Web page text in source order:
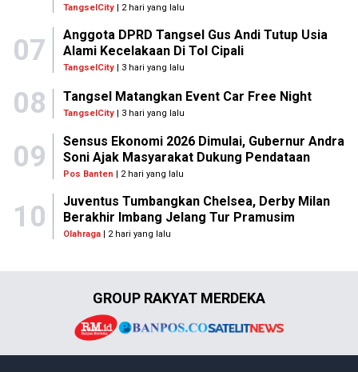
TangselCity| 2 hari yang lalu
07
Anggota DPRD Tangsel Gus Andi Tutup Usia
Alami Kecelakaan Di Tol Cipali
TangselCity| 3 hari yang lalu
08 Tangsel Matangkan Event Car Free Night
TangselCity | 3 hari yang lalu
09
Sensus Ekonomi 2026 Dimulai, Gubernur Andra
Soni Ajak Masyarakat Dukung Pendataan
Pos Banten | 2 hari yang lalu
10
Juventus Tumbangkan Chelsea, Derby Milan
Berakhir Imbang Jelang Tur Pramusim
Olahraga| 2 hari yang lalu
GROUP RAKYAT MERDEKA